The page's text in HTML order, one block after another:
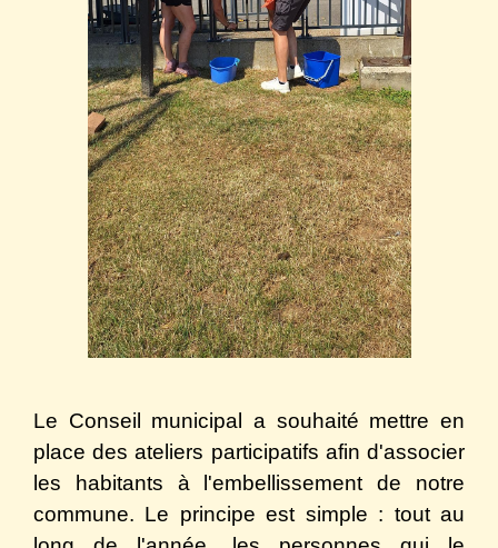
Le Conseil municipal a souhaité mettre en
place des ateliers participatifs afin d'associer
les habitants à l'embellissement de notre
commune. Le principe est simple : tout au